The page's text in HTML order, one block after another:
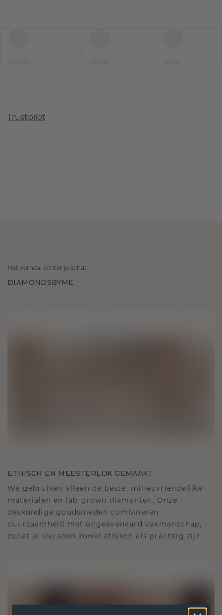
Trustpilot
Het verhaal achter je schat
DIAMONDSBYME
ETHISCH EN MEESTERLIJK GEMAAKT
We gebruiken alleen de beste, milieuvriendelijke
materialen en lab-grown diamanten. Onze
deskundige goudsmeden combineren
duurzaamheid met ongeëvenaard vakmanschap,
zodat je sieraden zowel ethisch als prachtig zijn.